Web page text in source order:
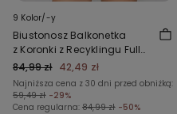
9 Kolor/-y
Biustonosz Balkonetka
z Koronki z Recyklingu Full
Coverage Prague
84,99 zł 42,49 zł
Najniższa cena z 30 dni przed obniżką:
59,49 zł -29%
Cena regularna: 84,99 zł -50%